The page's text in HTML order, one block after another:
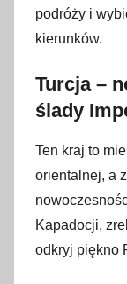
podróży i
kierunków.
Turcja –
ślady
Ten kraj to
orientalnej, a
Kapadocji,
odkryj piękno